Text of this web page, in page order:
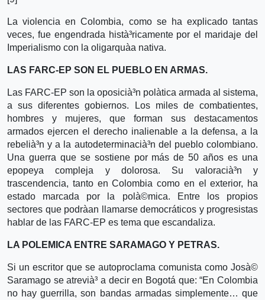
La violencia en Colombia, como se ha explicado tantas
veces, fue engendrada histà³ricamente por el maridaje del
Imperialismo con la oligarquà­a nativa.
LAS FARC-EP SON EL PUEBLO EN ARMAS.
Las FARC-EP son la oposicià³n polà­tica armada al sistema,
a sus diferentes gobiernos. Los miles de combatientes,
hombres y mujeres, que forman sus destacamentos
armados ejercen el derecho inalienable a la defensa, a la
rebelià³n y a la autodeterminacià³n del pueblo colombiano.
Una guerra que se sostiene por más de 50 años es una
epopeya compleja y dolorosa. Su valoracià³n y
trascendencia, tanto en Colombia como en el exterior, ha
estado marcada por la polà©mica. Entre los propios
sectores que podrà­an llamarse democráticos y progresistas
hablar de las FARC-EP es tema que escandaliza.
LA POLEMICA ENTRE SARAMAGO Y PETRAS.
Si un escritor que se autoproclama comunista como Josà©
Saramago se atrevià³ a decir en Bogotá que: “En Colombia
no hay guerrilla, son bandas armadas simplemente… que